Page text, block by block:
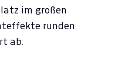
im großen
runden
ab.